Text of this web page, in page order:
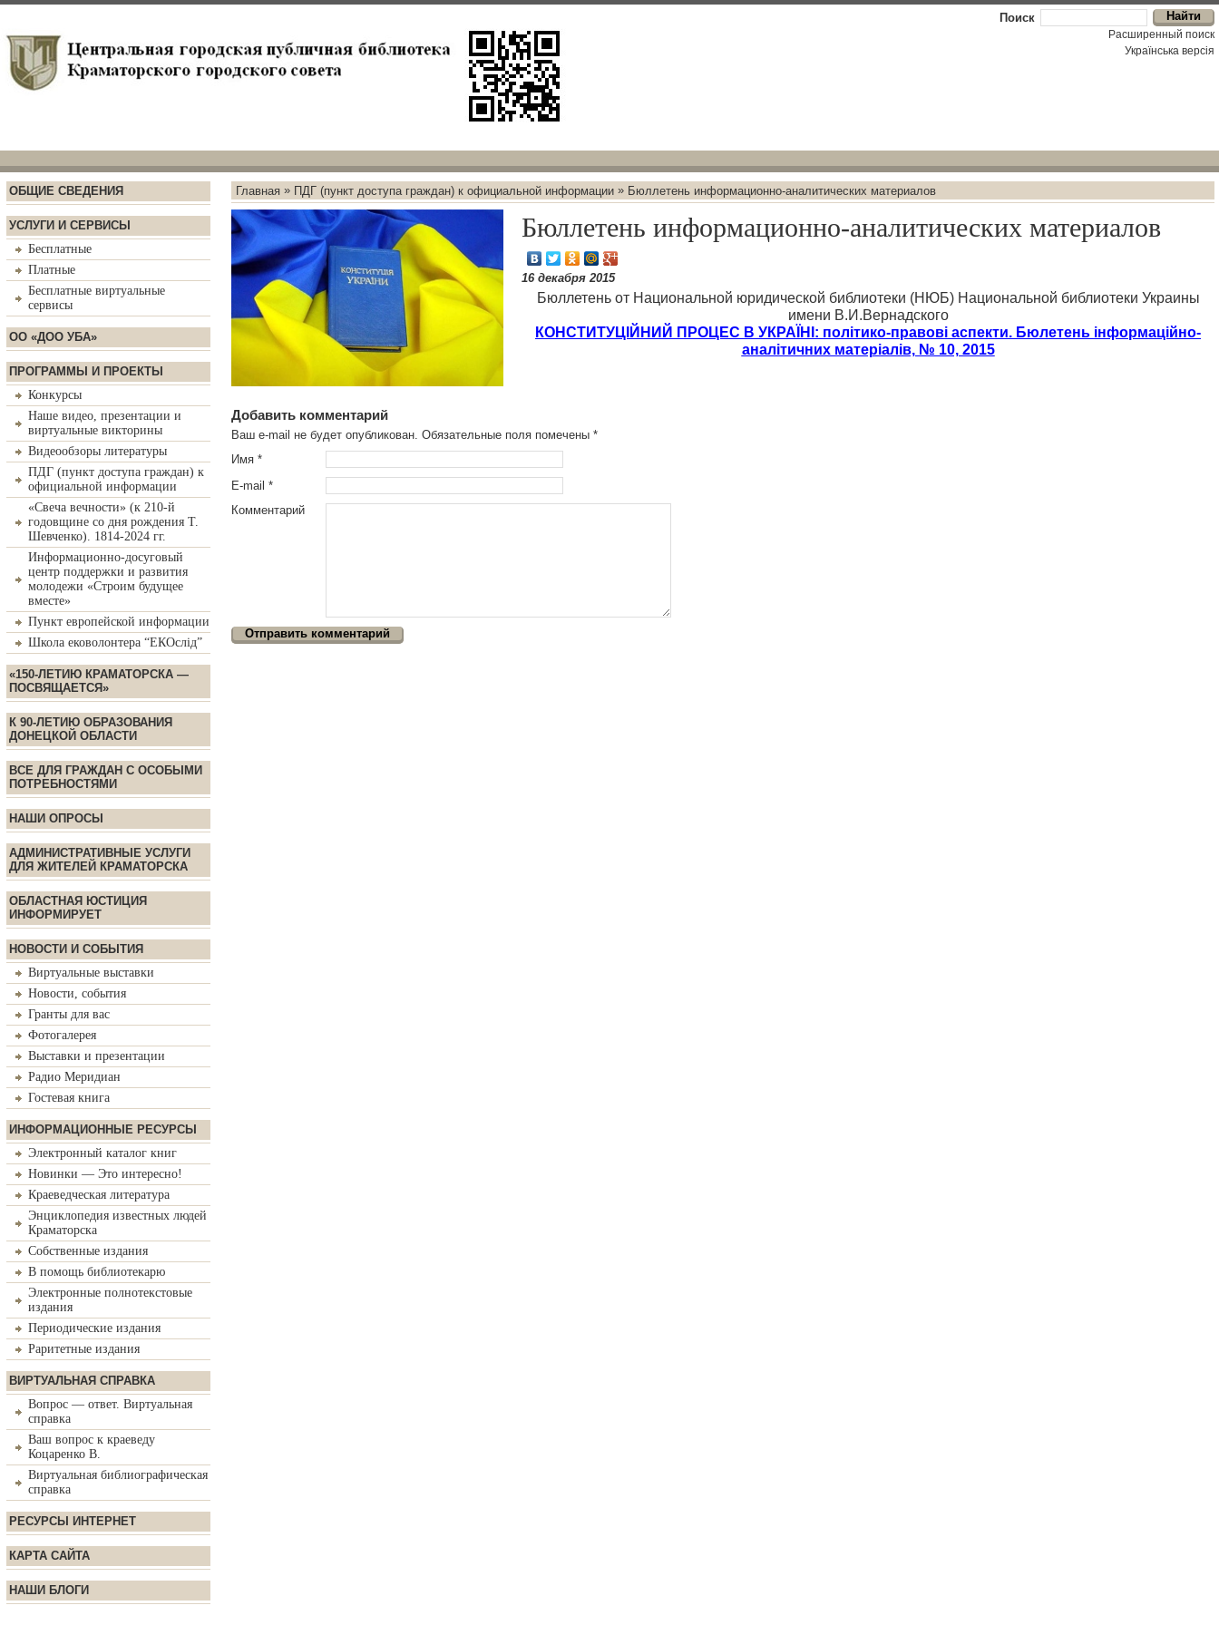
Поиск
Расширенный поиск
Українська версiя
ОБЩИЕ СВЕДЕНИЯ
УСЛУГИ И СЕРВИСЫ
Бесплатные
Платные
Бесплатные виртуальные
сервисы
ОО «ДОО УБА»
ПРОГРАММЫ И ПРОЕКТЫ
Конкурсы
Наше видео, презентации и
виртуальные викторины
Видеообзоры литературы
ПДГ (пункт доступа граждан) к
официальной информации
«Свеча вечности» (к 210-й
годовщине со дня рождения Т.
Шевченко). 1814-2024 гг.
Информационно-досуговый
центр поддержки и развития
молодежи «Строим будущее
вместе»
Пункт европейской информации
Школа ековолонтера “ЕКОслід”
«150-ЛЕТИЮ КРАМАТОРСКА —
ПОСВЯЩАЕТСЯ»
К 90-ЛЕТИЮ ОБРАЗОВАНИЯ
ДОНЕЦКОЙ ОБЛАСТИ
ВСЕ ДЛЯ ГРАЖДАН С ОСОБЫМИ
ПОТРЕБНОСТЯМИ
НАШИ ОПРОСЫ
АДМИНИСТРАТИВНЫЕ УСЛУГИ
ДЛЯ ЖИТЕЛЕЙ КРАМАТОРСКА
ОБЛАСТНАЯ ЮСТИЦИЯ
ИНФОРМИРУЕТ
НОВОСТИ И СОБЫТИЯ
Виртуальные выставки
Новости, события
Гранты для вас
Фотогалерея
Выставки и презентации
Радио Меридиан
Гостевая книга
ИНФОРМАЦИОННЫЕ РЕСУРСЫ
Электронный каталог книг
Новинки — Это интересно!
Краеведческая литература
Энциклопедия известных людей
Краматорска
Собственные издания
В помощь библиотекарю
Электронные полнотекстовые
издания
Периодические издания
Раритетные издания
ВИРТУАЛЬНАЯ СПРАВКА
Вопрос — ответ. Виртуальная
справка
Ваш вопрос к краеведу
Коцаренко В.
Виртуальная библиографическая
справка
РЕСУРСЫ ИНТЕРНЕТ
КАРТА САЙТА
НАШИ БЛОГИ
Главная » ПДГ (пункт доступа граждан) к официальной информации » Бюллетень информационно-аналитических материалов
Бюллетень информационно-аналитических материалов
16 декабря 2015
Бюллетень от Национальной юридической библиотеки (НЮБ) Национальной библиотеки Украины
имени В.И.Вернадского
КОНСТИТУЦІЙНИЙ ПРОЦЕС В УКРАЇНІ: політико-правові аспекти. Бюлетень інформаційно-
аналітичних матеріалів, № 10, 2015
Добавить комментарий
Ваш e-mail не будет опубликован. Обязательные поля помечены *
Имя *
E-mail *
Комментарий